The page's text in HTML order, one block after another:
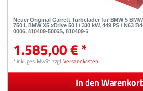
Neuer Original Garrett Turbolader für BMW 5 BMW
750 i, BMW X5 xDrive 50 i / 330 kW, 449 PS / N63
0006, 810409-5006S, 810409-6
1.585,00 € *
*inkl. ges. MwSt.zzgl.Versandkosten
In den